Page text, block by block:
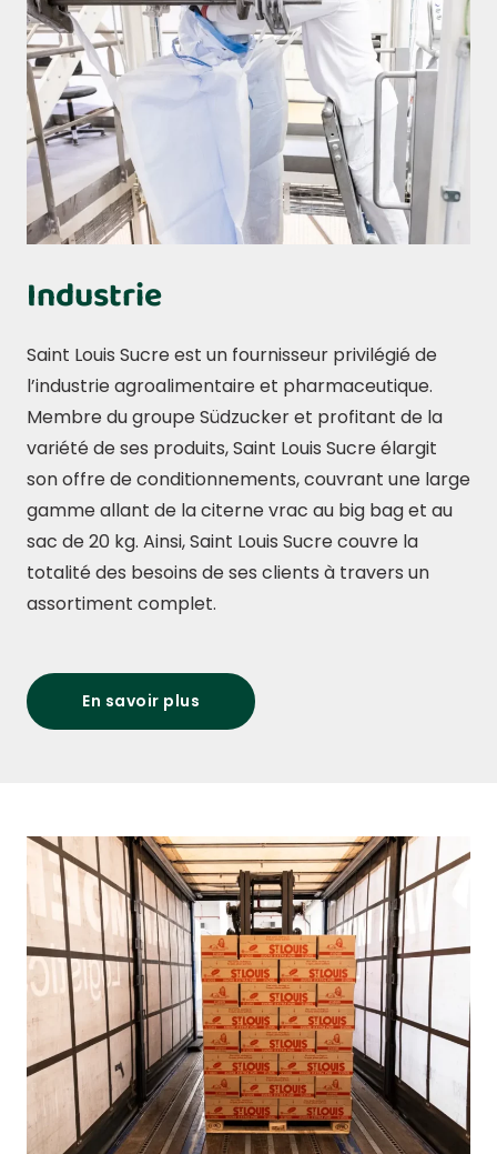
Industrie
Saint Louis Sucre est un fournisseur privilégié de
l’industrie agroalimentaire et pharmaceutique.
Membre du groupe Südzucker et profitant de la
variété de ses produits, Saint Louis Sucre élargit
son offre de conditionnements, couvrant une large
gamme allant de la citerne vrac au big bag et au
sac de 20 kg. Ainsi, Saint Louis Sucre couvre la
totalité des besoins de ses clients à travers un
assortiment complet.
En savoir plus